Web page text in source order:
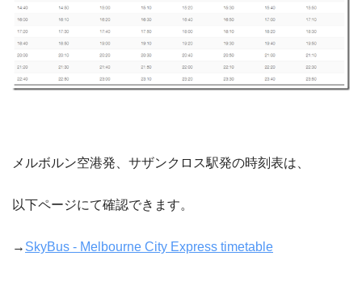
メルボルン空港発、サザンクロス駅発の時刻表は、
以下ページにて確認できます。
→ SkyBus - Melbourne City Express timetable